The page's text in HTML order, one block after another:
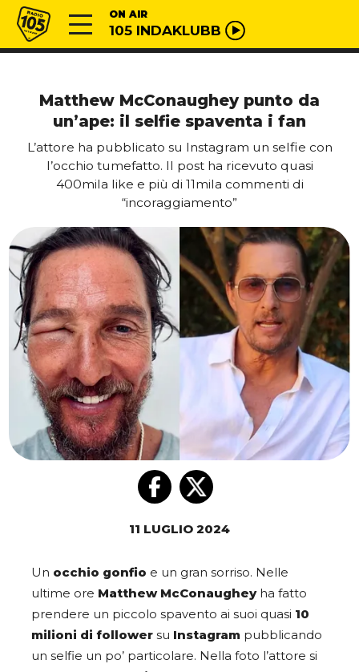
Vai al contenuto
Radio 105 ON AIR
105 INDAKLUBB
Matthew McConaughey punto da
un’ape: il selfie spaventa i fan
L’attore ha pubblicato su Instagram un selfie con
l’occhio tumefatto. Il post ha ricevuto quasi
400mila like e più di 11mila commenti di
“incoraggiamento”
11 LUGLIO 2024
Un occhio gonfio e un gran sorriso. Nelle
ultime ore Matthew McConaugheyha fatto
prendere un piccolo spavento ai suoi quasi 10
milioni di follower su Instagram pubblicando
un selfie un po’ particolare. Nella foto l’attore si